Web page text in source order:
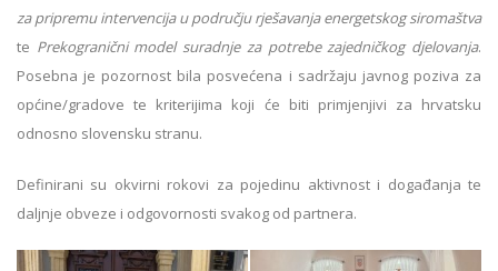
za pripremu intervencija u području rješavanja energetskog siromaštva
te Prekogranični model suradnje za potrebe zajedničkog djelovanja.
Posebna je pozornost bila posvećena i sadržaju javnog poziva za
općine/gradove te kriterijima koji će biti primjenjivi za hrvatsku
odnosno slovensku stranu.
Definirani su okvirni rokovi za pojedinu aktivnost i događanja te
daljnje obveze i odgovornosti svakog od partnera.